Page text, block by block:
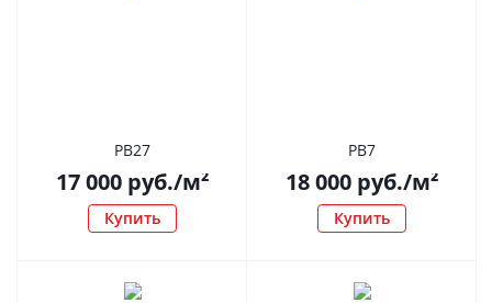
РВ27
17 000руб./м²
Купить
РВ7
18 000руб./м²
Купить